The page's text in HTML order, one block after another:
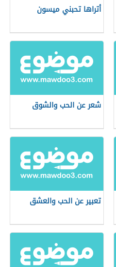
أتراها تحبني ميسون
شعر عن الحب والشوق
تعبير عن الحب والعشق